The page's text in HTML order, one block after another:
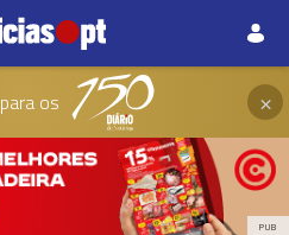
para os ×
PUB